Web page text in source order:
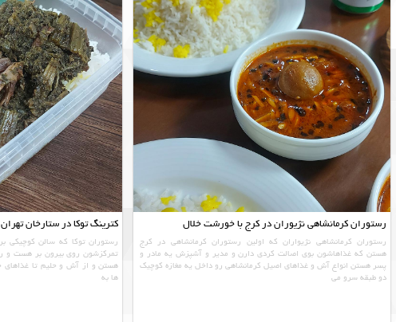
رستوران کرمانشاهی نژیوران در کرج با خورشت خلال
رستوران کرمانشاهی نژیواران که اولین رستوران کرمانشاهی در کرج
هستن که غذاهاشون بوی اصالت کردی دارن و مدیر و آشپزش یه مادر و
پسر هستن انواع آش و غذاهای اصیل کرمانشاهی رو داخل یه مغازه کوچیک
دو طبقه سرو می
کترینگ توکا در ستارخان
رستوران توکا که سالن کوچیکی
تمرکزشون روی بیرون بر هست و
هستن و از آش و حلیم تا غذاهای
ها به